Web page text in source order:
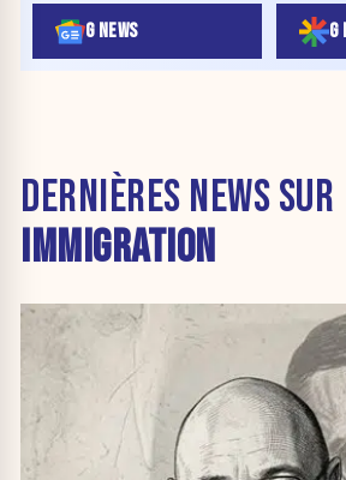
G NEWS G
DERNIÈRES NEWS SUR
IMMIGRATION